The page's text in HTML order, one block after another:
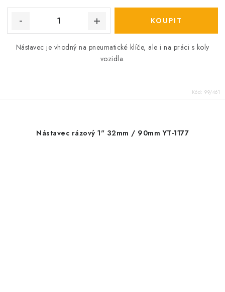
Nástavec je vhodný na pneumatické klíče, ale i na práci s koly
vozidla.
Kód: 99/461
Nástavec rázový 1" 32mm / 90mm YT-1177